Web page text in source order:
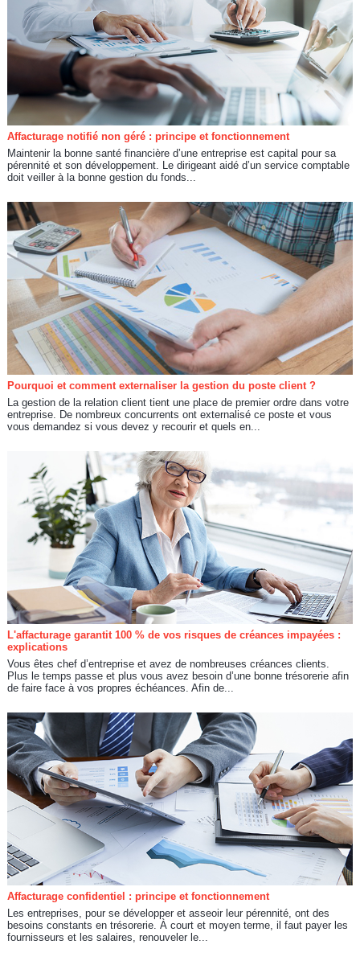
Affacturage notifié non géré : principe et fonctionnement
Maintenir la bonne santé financière d’une entreprise est capital pour sa
pérennité et son développement. Le dirigeant aidé d’un service comptable
doit veiller à la bonne gestion du fonds...
Pourquoi et comment externaliser la gestion du poste client ?
La gestion de la relation client tient une place de premier ordre dans votre
entreprise. De nombreux concurrents ont externalisé ce poste et vous
vous demandez si vous devez y recourir et quels en...
L'affacturage garantit 100 % de vos risques de créances impayées :
explications
Vous êtes chef d’entreprise et avez de nombreuses créances clients.
Plus le temps passe et plus vous avez besoin d’une bonne trésorerie afin
de faire face à vos propres échéances. Afin de...
Affacturage confidentiel : principe et fonctionnement
Les entreprises, pour se développer et asseoir leur pérennité, ont des
besoins constants en trésorerie. À court et moyen terme, il faut payer les
fournisseurs et les salaires, renouveler le...